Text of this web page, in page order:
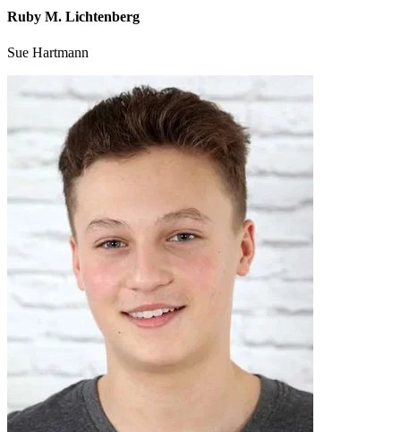
Ruby M. Lichtenberg
Sue Hartmann